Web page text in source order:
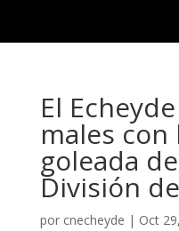
El
males con
goleada
División
por cnecheyde | Oct